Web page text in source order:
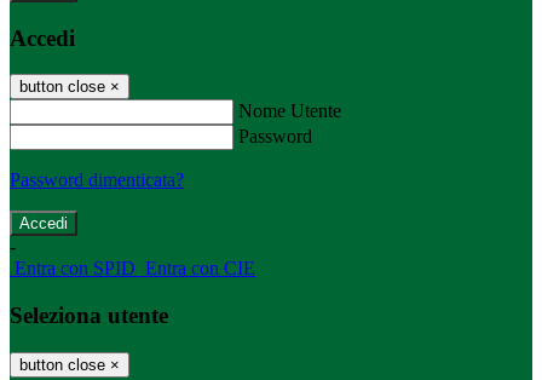
Accedi
button close ×
Nome Utente
Password
Password dimenticata?
-
Entra con SPID Entra con CIE
Seleziona utente
button close ×